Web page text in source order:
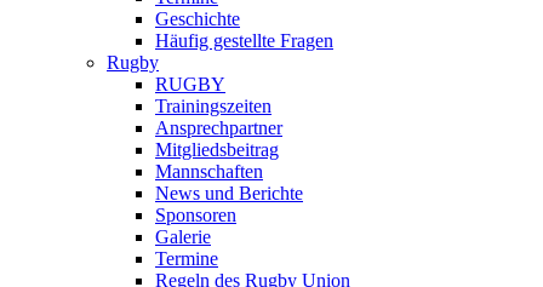
Geschichte
Häufig gestellte Fragen
Rugby
RUGBY
Trainingszeiten
Ansprechpartner
Mitgliedsbeitrag
Mannschaften
News und Berichte
Sponsoren
Galerie
Termine
Regeln des Rugby Union